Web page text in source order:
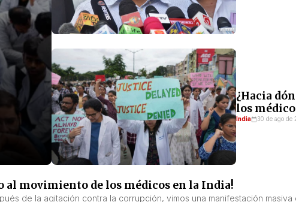
¿Hacia
los
India 30 de ago de
al movimiento de los médicos en la India!
de la agitación contra la corrupción, vimos una manifestación